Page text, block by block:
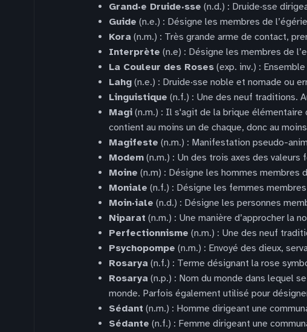
Grand·e Druide·sse (n.d.) : Druide·sse
Guide (n.e.) : Désigne les membres de
Kora (n.m.) : Très grande arme de contact,
Interprète (n.e) : Désigne les membres de
La Couleur des Roses (exp. inv.) :
Lahg (n.e.) : Druide·sse noble et nomade ou
Linguistique (n.f.) : Une des neuf traditions.
Magi (n.m.) : Il s'agit de la brique
contient au moins un de chaque, donc au
Magifeste (n.m.) : Manifestation pseudo-
Modem (n.m.) : Un des trois axes des
Moine (n.m) : Désigne les hommes membres
Moniale (n.f.) : Désigne les femmes
Moin·iale (n.d.) : Désigne les personnes
Niparat (n.m.) : Une manière d’approcher la
Perfectionnisme (n.m.) : Une des neuf
Psychopompe (n.m.) : Envoyé des dieux,
Rosarya (n.f.) : Terme désignant la rose
Rosarya (n.p.) : Nom du monde dans lequel
monde. Parfois également utilisé pour
Sédant (n.m.) : Homme dirigeant une
Sédante (n.f.) : Femme dirigeant une